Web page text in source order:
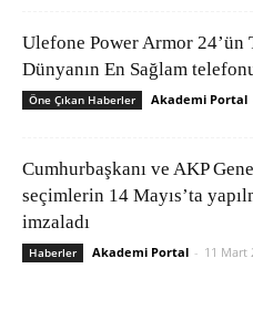
Ulefone Power Armor 24’ün
Dünyanın En Sağlam
Öne Çıkan Haberler Akademi Portal
Cumhurbaşkanı ve AKP
seçimlerin 14 Mayıs’ta
imzaladı
Haberler Akademi Portal - 11 Mart